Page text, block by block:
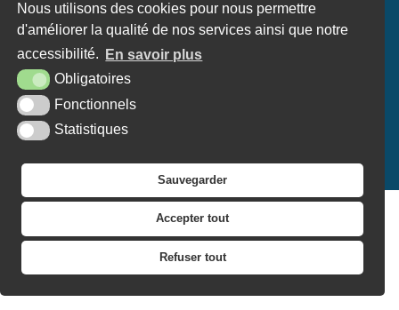
Nous utilisons des cookies pour nous permettre
d'améliorer la qualité de nos services ainsi que notre
accessibilité.
En savoir plus
Obligatoires
Fonctionnels
Statistiques
Sauvegarder
Accepter tout
Refuser tout
Mairie de Saint-Martin-aux-
Chartrains
14130 Saint-Martin-aux-Chartrains
PLAN DU SITE